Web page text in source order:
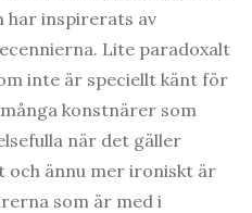
har inspirerats av
Lite paradoxalt
inte är speciellt känt för
konstnärer som
när det gäller
och ännu mer ironiskt är
som är med i